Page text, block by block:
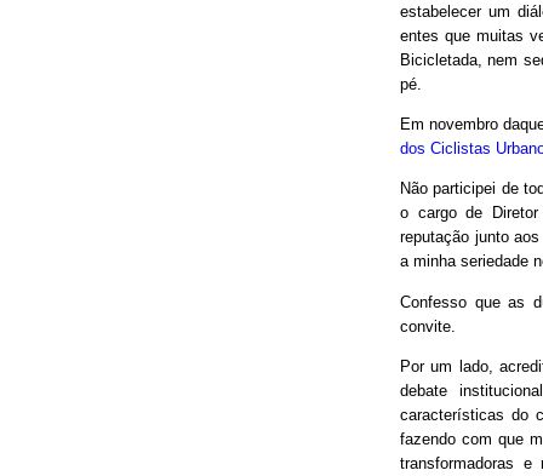
estabelecer um
entes que muitas
Bicicletada, nem
pé.
Em novembro
dos Ciclistas
Não participei de
o cargo de
reputação junto
a minha seriedade
Confesso que as
convite.
Por um lado,
debate
características do
fazendo com que
transformadoras